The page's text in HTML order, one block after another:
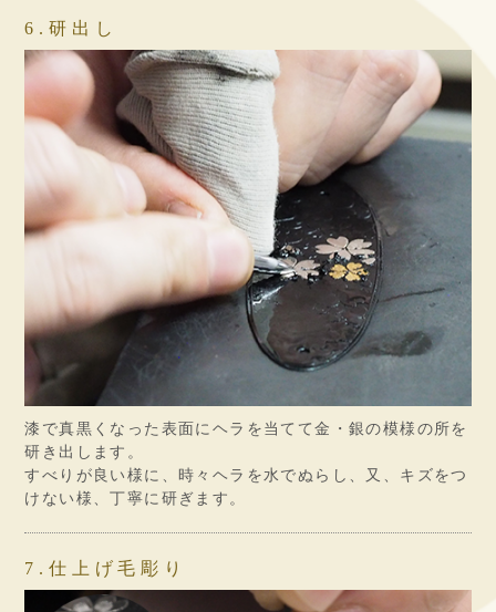
6.研出し
漆で真黒くなった表面にヘラを当てて金・銀の模様の所を
研き出します。
すべりが良い様に、時々ヘラを水でぬらし、又、キズをつ
けない様、丁寧に研ぎます。
7.仕上げ毛彫り